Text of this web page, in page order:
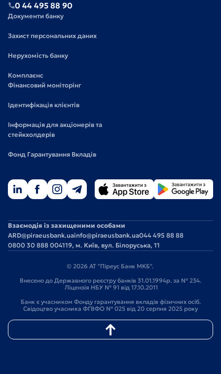
0 44 495 88 90
Документи банку
Захист персональних даних
Нерухомість банку
Комплаєнс
Фінансовий моніторінг
Ідентифікація клієнтів
Інформація для акціонерів та
стейкхолдерів
Фонд Гарантування Вкладів
Взаємодія із захищеними особами
ARD@piraeusbank.uainfo@piraeusbank.ua044 495 88 88
0800 30 888 004119, м. Київ, вул. Білоруська, 11
© 2026 АТ "Піреус Банк МКБ".
Внесено до Державного реєстру банків 31.01.1994р. за № 234.
Ліцензія НБУ № 91 від 17.10.2011
Банк є учасником Фонду гарантування вкладів фізичних осіб.
Свідоцтво учасника ФГВФО № 025 від 20 серпня 2025 року